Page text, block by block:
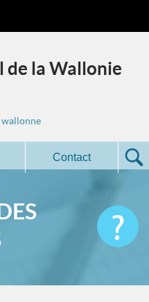
de la Wallonie
wallonne
Contact